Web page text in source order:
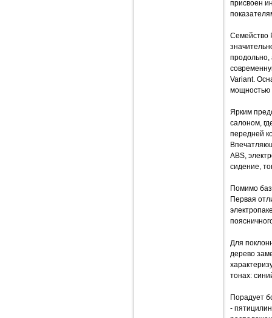
присвоен
Семейство
продольно,
Variant.
мощностью
Ярким
салоном,
передней
АBS,
сидение,
Помимо
Первая
Для
дерево
тонах:
Порадует
-